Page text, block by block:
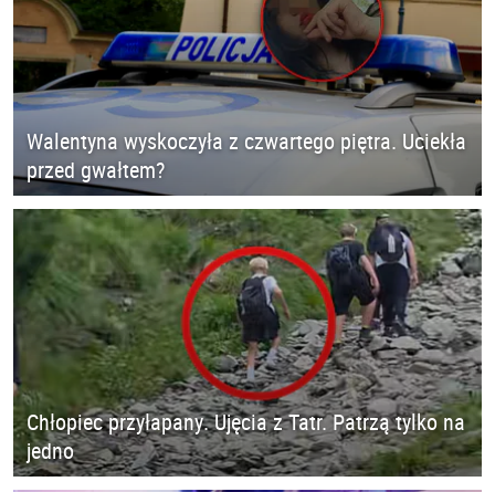
Walentyna wyskoczyła z czwartego piętra. Uciekła
przed gwałtem?
Chłopiec przyłapany. Ujęcia z Tatr. Patrzą tylko na
jedno